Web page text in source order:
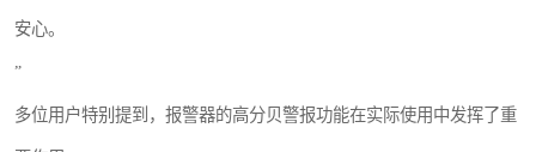
安心。
”
多位用户特别提到，报警器的高分贝警报功能在实际使用中发挥了重